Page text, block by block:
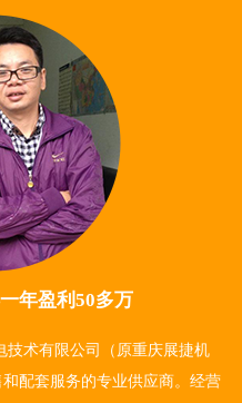
年盈利50多万
技术有限公司（原重庆展捷机
配套服务的专业供应商。经营